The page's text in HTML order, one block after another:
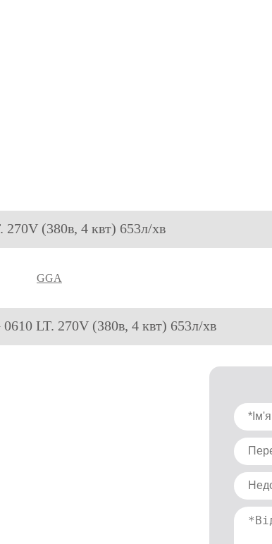
270V (380в, 4 квт) 653л/хв
GGA
LT. 270V (380в, 4 квт) 653л/хв